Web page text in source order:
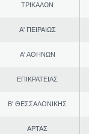
ΤΡΙΚΑΛΩΝ
Α' ΠΕΙΡΑΙΩΣ
Α' ΑΘΗΝΩΝ
ΕΠΙΚΡΑΤΕΙΑΣ
Β' ΘΕΣΣΑΛΟΝΙΚΗΣ
ΑΡΤΑΣ